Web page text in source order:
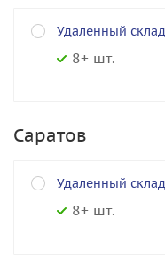
Удаленный
8+ шт.
Саратов
Удаленный
8+ шт.